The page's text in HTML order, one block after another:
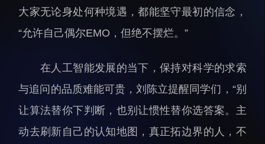
科研进展
实验动物管理
分析测试中心
实验室建设与管理
生物安全管理
要闻播报
综合新闻
合作交流
学术活动
媒体报道
大家无论身处何种境遇，都能坚守最初的信念，
“允许自己偶尔EMO，但绝不摆烂。”
在人工智能发展的当下，保持对科学的求索
与追问的品质难能可贵，刘陈立提醒同学们，“别
让算法替你下判断，也别让惯性替你选答案。主
动去刷新自己的认知地图，真正拓边界的人，不